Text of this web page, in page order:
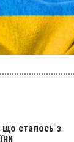
що сталось з